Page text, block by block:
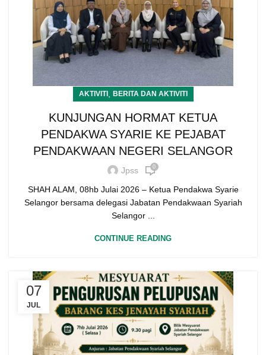
AKTIVITI, BERITA DAN AKTIVITI
KUNJUNGAN HORMAT KETUA
PENDAKWA SYARIE KE PEJABAT
PENDAKWAAN NEGERI SELANGOR
Jpss 0
SHAH ALAM, 08hb Julai 2026 – Ketua Pendakwa Syarie
Selangor bersama delegasi Jabatan Pendakwaan Syariah
Selangor ...
CONTINUE READING
07
JUL